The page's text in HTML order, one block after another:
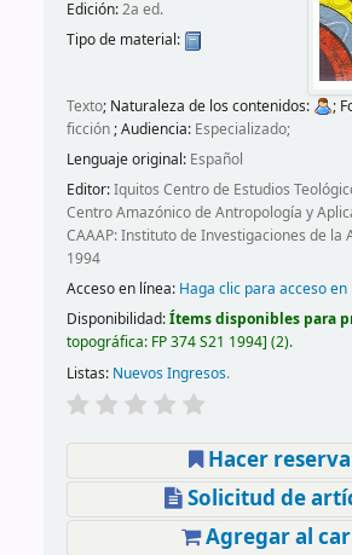
Edición:2a ed.
Tipo de material:
Texto; Naturaleza de los contenidos: ;
ficción ; Audiencia: Especializado;
Lenguaje original: Español
Editor:Iquitos Centro de Estudios
Centro Amazónico de Antropología y
CAAAP: Instituto de Investigaciones de la
1994
Acceso en línea: Haga clic para acceso en
Disponibilidad:Ítems disponibles para
topográfica: FP 374 S21 1994 (2).
Listas: Nuevos Ingresos.
Hacer reserva
Solicitud de
Agregar al